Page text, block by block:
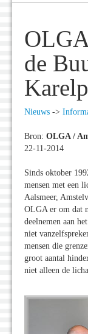
de
Nieuws ->
Bron: OLGA /
22-11-2014
Sinds oktober
mensen met een
Aalsmeer,
OLGA er om dat
deelnemen aan
niet
mensen die
groot aantal
niet alleen de